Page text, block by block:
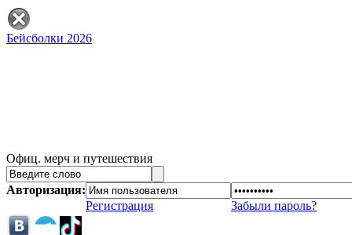
Бейсболки 2026
Офиц. мерч и путешествия
Авторизация:
Регистрация
Забыли пароль?